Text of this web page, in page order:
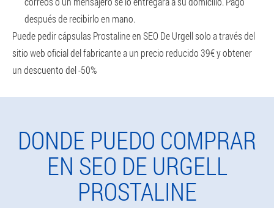
después de recibirlo en mano.
Puede pedir cápsulas Prostaline en SEO De Urgell solo a través del
sitio web oficial del fabricante a un precio reducido 39€ y obtener
un descuento del -50%
DONDE PUEDO COMPRAR
EN SEO DE URGELL
PROSTALINE